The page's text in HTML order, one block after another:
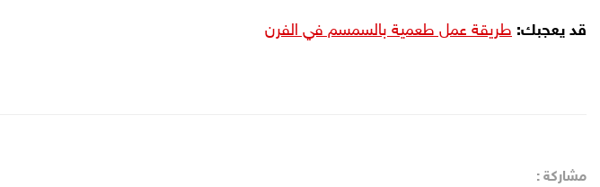
قد يعجبك: طريقة عمل طعمية بالسمسم في الفرن
مشاركة :